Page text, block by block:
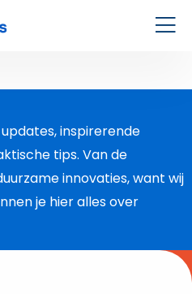
inspirerende
tips. Van de
innovaties, want wij
je hier alles over